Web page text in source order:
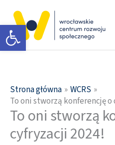
Otwórz pasek narzędzi
treści
Strona główna
WCRS
To oni stworzą konferencję o
To oni stworzą
cyfryzacji 2024!